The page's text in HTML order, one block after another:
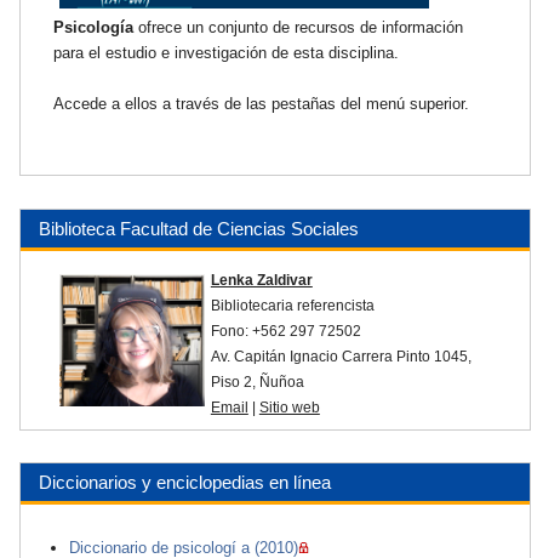
Psicologíaofrece un conjunto de recursos de información
para el estudio e investigación de esta disciplina.
Accede a ellos a través de las pestañas del menú superior.
Biblioteca Facultad de Ciencias Sociales
Lenka Zaldivar
Bibliotecaria referencista
Fono: +562 297 72502
Av. Capitán Ignacio Carrera Pinto 1045,
Piso 2, Ñuñoa
Email
Sitio web
Diccionarios y enciclopedias en línea
Diccionario de psicologí a (2010)